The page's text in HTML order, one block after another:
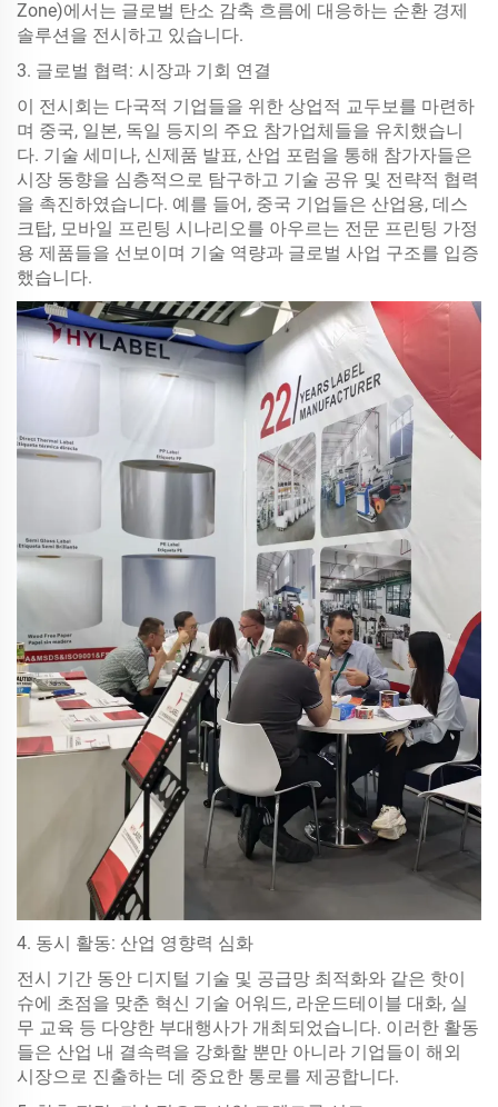
Zone)에서는 글로벌 탄소 감축 흐름에 대응하는 순환 경제
솔루션을 전시하고 있습니다.
3. 글로벌 협력: 시장과 기회 연결
이 전시회는 다국적 기업들을 위한 상업적 교두보를 마련하
며 중국, 일본, 독일 등지의 주요 참가업체들을 유치했습니
다. 기술 세미나, 신제품 발표, 산업 포럼을 통해 참가자들은
시장 동향을 심층적으로 탐구하고 기술 공유 및 전략적 협력
을 촉진하였습니다. 예를 들어, 중국 기업들은 산업용, 데스
크탑, 모바일 프린팅 시나리오를 아우르는 전문 프린팅 가정
용 제품들을 선보이며 기술 역량과 글로벌 사업 구조를 입증
했습니다.
4. 동시 활동: 산업 영향력 심화
전시 기간 동안 디지털 기술 및 공급망 최적화와 같은 핫이
슈에 초점을 맞춘 혁신 기술 어워드, 라운드테이블 대화, 실
무 교육 등 다양한 부대행사가 개최되었습니다. 이러한 활동
들은 산업 내 결속력을 강화할 뿐만 아니라 기업들이 해외
시장으로 진출하는 데 중요한 통로를 제공합니다.